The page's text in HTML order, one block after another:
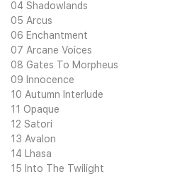
04 Shadowlands
05 Arcus
06 Enchantment
07 Arcane Voices
08 Gates To Morpheus
09 Innocence
10 Autumn Interlude
11 Opaque
12 Satori
13 Avalon
14 Lhasa
15 Into The Twilight